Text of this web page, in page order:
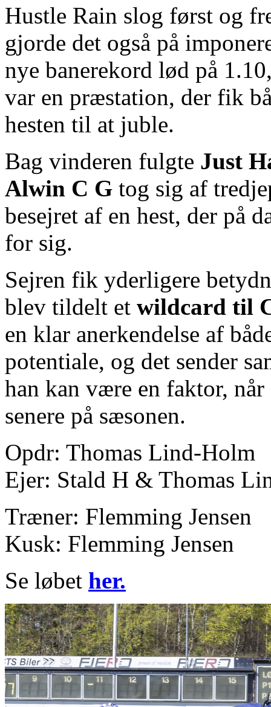
Hustle Rain slog først og
gjorde det også på
nye banerekord lød på
var en præstation, der fik
hesten til at juble.
Bag vinderen fulgte Just
Alwin C G tog sig af
besejret af en hest, der på
for sig.
Sejren fik yderligere
blev tildelt et wildcard til
en klar anerkendelse af
potentiale, og det sender
han kan være en faktor,
senere på sæsonen.
Opdr: Thomas Lind-Holm
Ejer: Stald H & Thomas
Træner: Flemming Jensen
Kusk: Flemming Jensen
Se løbet her.